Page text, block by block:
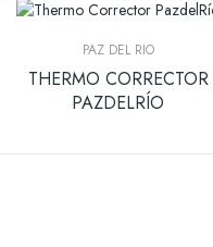
PAZ DEL RIO
THERMO CORRECTOR
PAZDELRÍO